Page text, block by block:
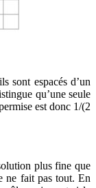
sont espacés d’un
qu’une seule
est donc 1/(2
plus fine que
ne fait pas tout. En